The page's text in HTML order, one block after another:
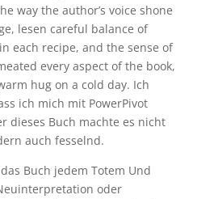
way the author’s voice shone
lesen careful balance of
each recipe, and the sense of
every aspect of the book,
hug on a cold day. Ich
ich mich mit PowerPivot
dieses Buch machte es nicht
auch fesselnd.
Buch jedem Totem Und
oder